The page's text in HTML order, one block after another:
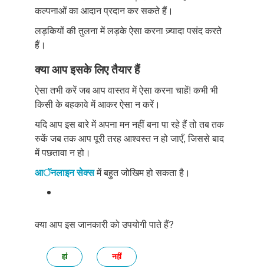
कल्पनाओं का आदान प्रदान कर सकते हैं।
लड़कियों की तुलना में लड़के ऐसा करना ज़्यादा पसंद करते
हैं।
क्या आप इसके लिए तैयार हैं
ऐसा तभी करें जब आप वास्तव में ऐसा करना चाहें! कभी भी
किसी के बहकावे में आकर ऐसा न करें।
यदि आप इस बारे में अपना मन नहीं बना पा रहे हैं तो तब तक
रुकें जब तक आप पूरी तरह आश्वस्त न हो जाएँ, जिससे बाद
में पछतावा न हो।
आॅनलाइन सेक्समें बहुत जोखिम हो सकता है।
क्या आप इस जानकारी को उपयोगी पाते हैं?
हां नहीं